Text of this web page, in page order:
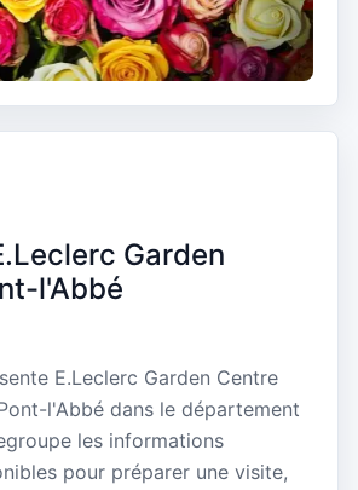
Garden
l'Abbé
E.Leclerc Garden Centre
l'Abbé dans le département
les informations
pour préparer une visite,